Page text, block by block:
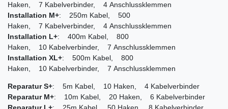
Haken, 7 Kabelverbinder, 4 Anschlussklemmen
Installation M+: 250m Kabel, 500
Haken, 7 Kabelverbinder, 4 Anschlussklemmen
Installation L+: 400m Kabel, 800
Haken, 10 Kabelverbinder, 7 Anschlussklemmen
Installation XL+: 500m Kabel, 800
Haken, 10 Kabelverbinder, 7 Anschlussklemmen
Reparatur S+: 5m Kabel, 10 Haken, 4 Kabelverbinder
Reparatur M+: 10m Kabel, 20 Haken, 6 Kabelverbinder